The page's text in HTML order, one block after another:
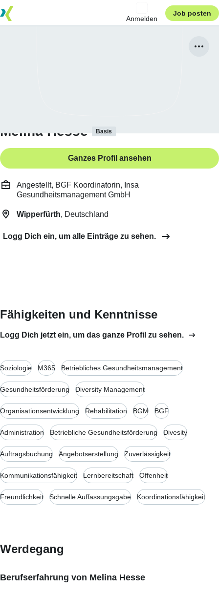
Anmelden
Job posten
Melina Hesse Basis
Ganzes Profil ansehen
Angestellt, BGF Koordinatorin, Insa
Gesundheitsmanagement GmbH
Wipperfürth, Deutschland
Logg Dich ein, um alle Einträge zu sehen.
Fähigkeiten und Kenntnisse
Logg Dich jetzt ein, um das ganze Profil zu sehen.
Soziologie M365 Betriebliches Gesundheitsmanagement
Gesundheitsförderung Diversity Management
Organisationsentwicklung Rehabilitation BGM BGF
Administration Betriebliche Gesundheitsförderung Divesity
Auftragsbuchung Angebotserstellung Zuverlässigkeit
Kommunikationsfähigkeit Lernbereitschaft Offenheit
Freundlichkeit Schnelle Auffassungsgabe Koordinationsfähigkeit
Werdegang
Berufserfahrung von Melina Hesse